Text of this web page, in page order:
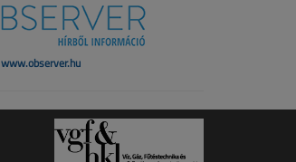
www.observer.hu